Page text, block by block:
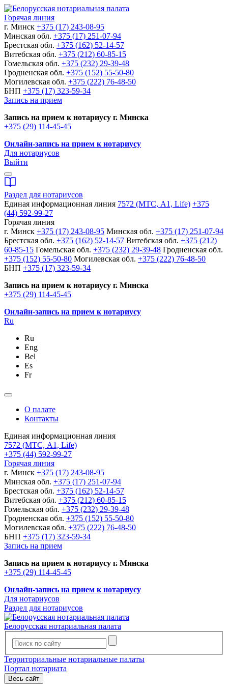
Горячая линия
г. Минск +375 (17) 243-08-95
Минская обл. +375 (17) 251-07-94
Брестская обл. +375 (162) 52-14-57
Витебская обл. +375 (212) 60-85-15
Гомельская обл. +375 (232) 29-39-48
Гродненская обл. +375 (152) 55-50-80
Могилевская обл. +375 (222) 76-48-50
БНП +375 (17) 323-59-34
Запись на прием
Запись на прием к нотариусу г. Минска
+375 (29) 114-45-45
Онлайн-запись на прием к нотариусу
Для нотариусов
Выйти
Раздел для нотариусов
Единая информационная линия 7572 (МТС, A1, Life) +375
(44) 592-99-27
Горячая линия
г. Минск +375 (17) 243-08-95 Минская обл. +375 (17) 251-07-94
Брестская обл. +375 (162) 52-14-57 Витебская обл. +375 (212)
60-85-15 Гомельская обл. +375 (232) 29-39-48 Гродненская обл.
+375 (152) 55-50-80 Могилевская обл. +375 (222) 76-48-50
БНП +375 (17) 323-59-34
Запись на прием к нотариусу г. Минска
+375 (29) 114-45-45
Онлайн-запись на прием к нотариусу
Ru
Ru
Eng
Bel
Es
Fr
О палате
Контакты
Единая информационная линия
7572 (МТС, A1, Life)
+375 (44) 592-99-27
Горячая линия
г. Минск +375 (17) 243-08-95
Минская обл. +375 (17) 251-07-94
Брестская обл. +375 (162) 52-14-57
Витебская обл. +375 (212) 60-85-15
Гомельская обл. +375 (232) 29-39-48
Гродненская обл. +375 (152) 55-50-80
Могилевская обл. +375 (222) 76-48-50
БНП +375 (17) 323-59-34
Запись на прием
Запись на прием к нотариусу г. Минска
+375 (29) 114-45-45
Онлайн-запись на прием к нотариусу
Для нотариусов
Раздел для нотариусов
Белорусская нотариальная палата
Территориальные нотариальные палаты
Портал нотариата
Весь сайт